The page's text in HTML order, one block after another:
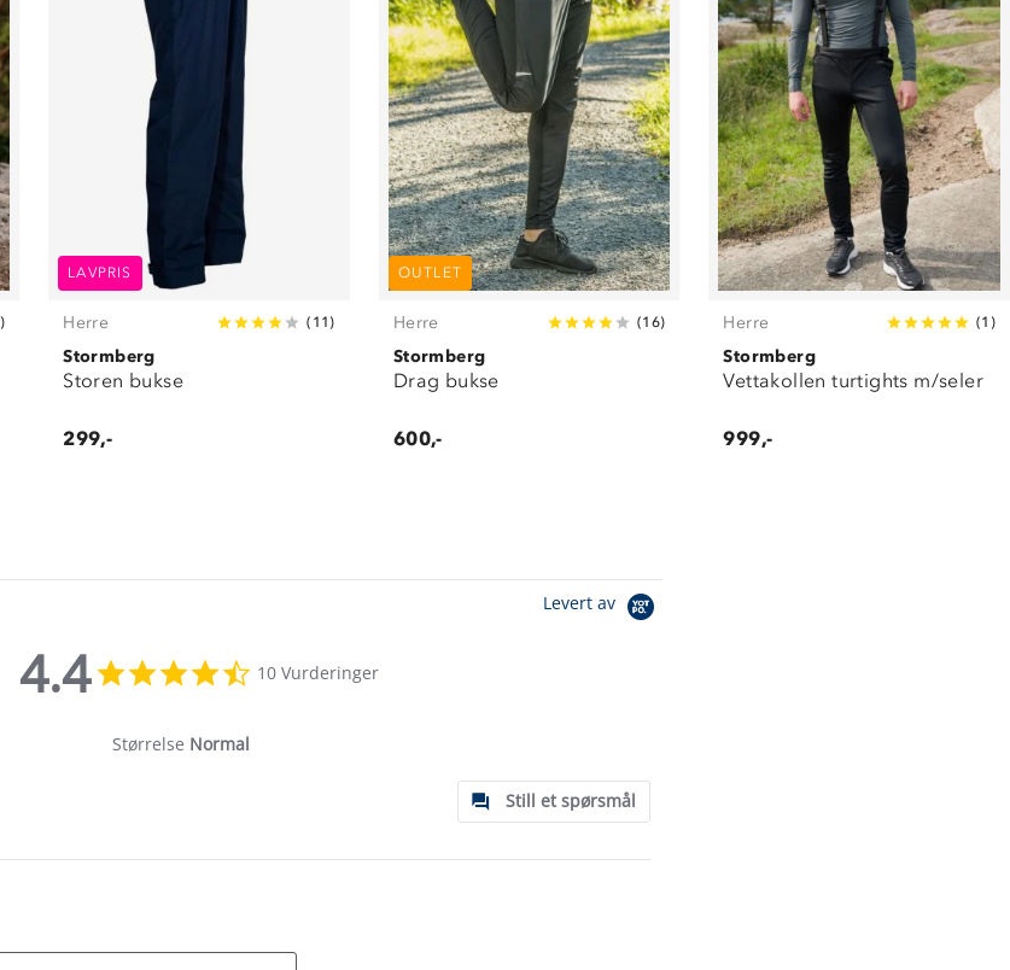
)
LAVPRIS
Herre ( 11 )
Stormberg
Storen bukse
299,-
OUTLET
Herre (16)
Stormberg
Drag bukse
600,-
Herre (1 )
Stormberg
Vettakollen turtights m/seler
999,-
Levert av
4.4
star
10 Vurderinger
Størrelse Normal
Still et spørsmål